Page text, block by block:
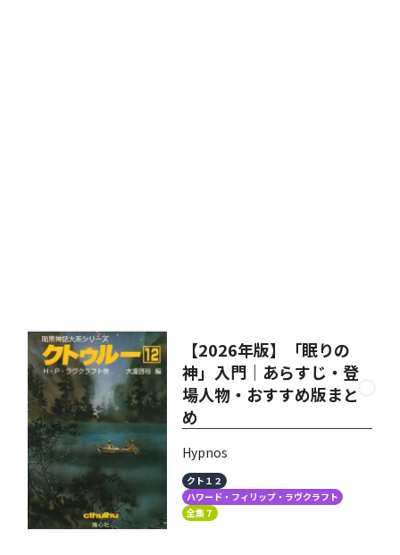
【2026年版】「眠りの
神」入門｜あらすじ・登
場人物・おすすめ版まと
め
Hypnos
クト１２
ハワード・フィリップ・ラヴクラフト
全集７